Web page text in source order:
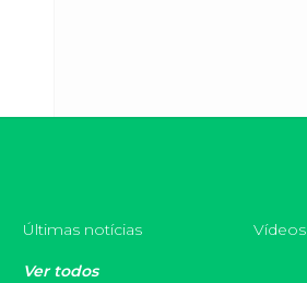
Últimas notícias Vídeos
Ver todos